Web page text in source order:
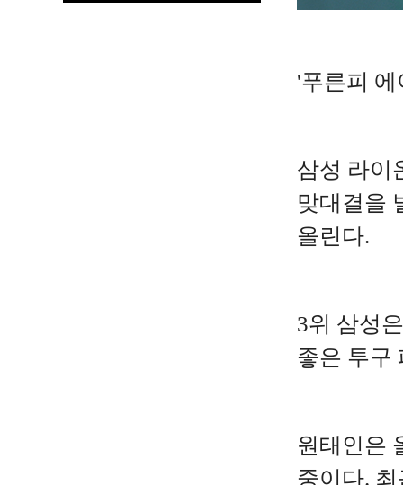
'푸른피
삼성 라이
맞대결을
올린다.
3위 삼성
좋은 투구
원태인은
중이다.